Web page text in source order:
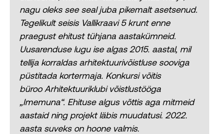
nagu oleks see seal juba pikemalt asetsenud.
Tegelikult seisis Vallikraavi 5 krunt enne
praegust ehitust tühjana aastakümneid.
Uusarenduse lugu ise algas 2015. aastal, mil
tellija korraldas arhitektuurivõistluse sooviga
püstitada kortermaja. Konkursi võitis
büroo Arhitektuuriklubi võistlustööga
„Imemuna“. Ehituse algus võttis aga mitmeid
aastaid ning projekt läbis muudatusi. 2022.
aasta suveks on hoone valmis.